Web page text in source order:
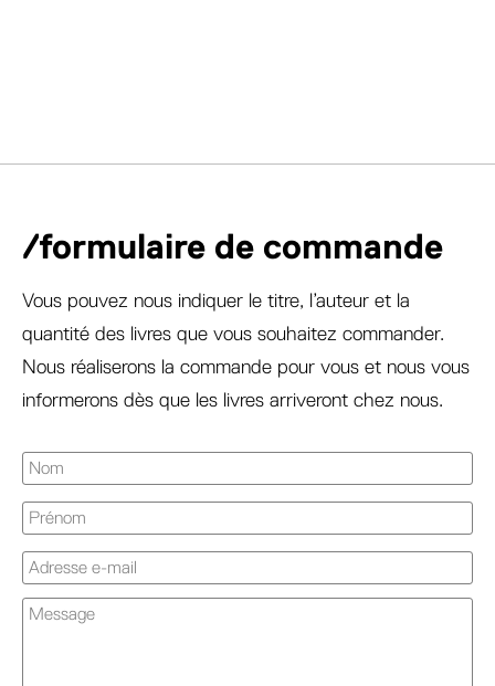
/formulaire de commande
Vous pouvez nous indiquer le titre, l’auteur et la
quantité des livres que vous souhaitez commander.
Nous réaliserons la commande pour vous et nous vous
informerons dès que les livres arriveront chez nous.